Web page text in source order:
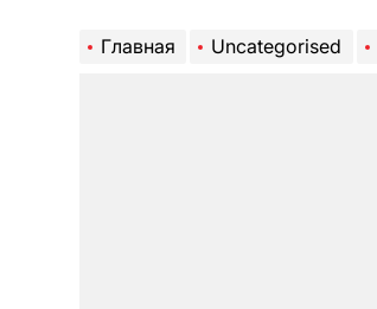
Главная Uncategorised